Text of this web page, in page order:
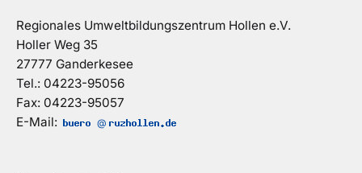
Regionales Umweltbildungszentrum Hollen e.V.
Holler Weg 35
27777 Ganderkesee
Tel.: 04223-95056
Fax: 04223-95057
E-Mail:
@